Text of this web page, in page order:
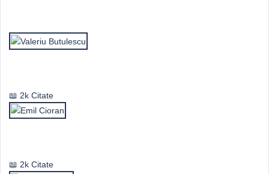
2k Citate
2k Citate